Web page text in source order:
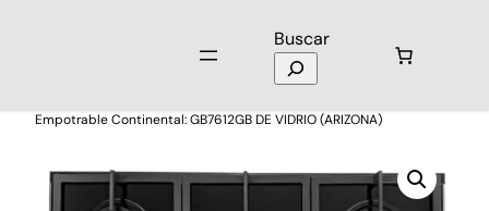
Buscar
Empotrable Continental: GB7612GB DE VIDRIO (ARIZONA)